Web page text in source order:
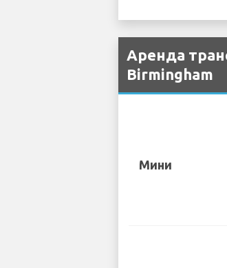
Аренда
Birmingham
Мини